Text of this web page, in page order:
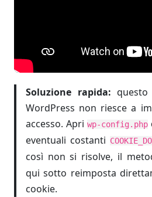
Soluzione rapida:
WordPress non riesce a
accesso. Apri wp-config.php
eventuali costanti
così non si risolve, il
qui sotto reimposta
cookie.